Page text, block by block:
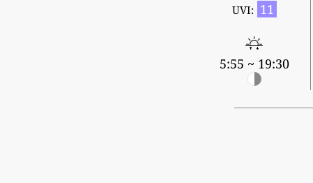
UVI: 11
5:55 ~ 19:30